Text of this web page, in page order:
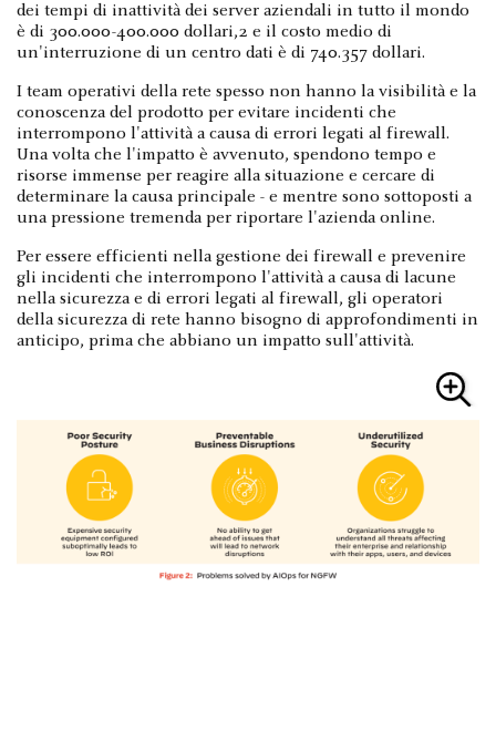
dei tempi di inattività dei server aziendali in tutto il mondo
è di 300.000-400.000 dollari,2 e il costo medio di
un'interruzione di un centro dati è di 740.357 dollari.
I team operativi della rete spesso non hanno la visibilità e la
conoscenza del prodotto per evitare incidenti che
interrompono l'attività a causa di errori legati al firewall.
Una volta che l'impatto è avvenuto, spendono tempo e
risorse immense per reagire alla situazione e cercare di
determinare la causa principale - e mentre sono sottoposti a
una pressione tremenda per riportare l'azienda online.
Per essere efficienti nella gestione dei firewall e prevenire
gli incidenti che interrompono l'attività a causa di lacune
nella sicurezza e di errori legati al firewall, gli operatori
della sicurezza di rete hanno bisogno di approfondimenti in
anticipo, prima che abbiano un impatto sull'attività.